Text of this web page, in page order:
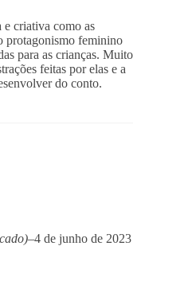
e criativa como as
protagonismo feminino
para as crianças. Muito
feitas por elas e a
do conto.
–4 de junho de 2023